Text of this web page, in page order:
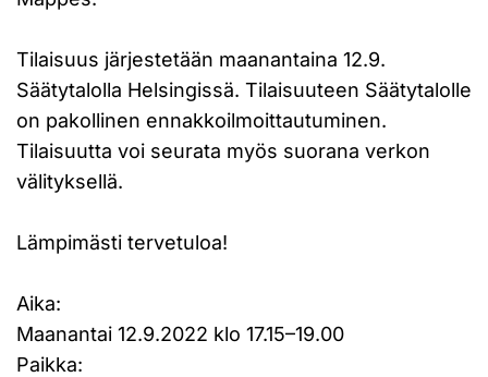
Tilaisuus järjestetään maanantaina 12.9.
Säätytalolla Helsingissä. Tilaisuuteen Säätytalolle
on pakollinen ennakkoilmoittautuminen.
Tilaisuutta voi seurata myös suorana verkon
välityksellä.
Lämpimästi tervetuloa!
Aika:
Maanantai 12.9.2022 klo 17.15–19.00
Paikka: